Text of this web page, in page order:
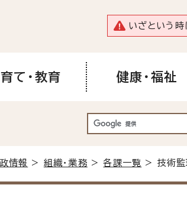
いざという時
て・教育 健康・福祉
情報 > 組織・業務 >各課一覧 > 技術監